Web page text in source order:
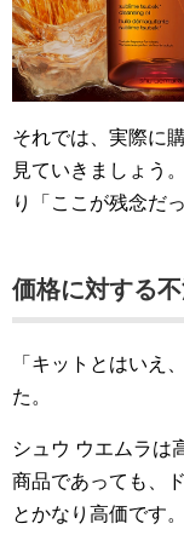
それでは、実際に
見ていきましょう
り「ここが残念だ
価格に対する
「キットとはいえ
た。
シュウ ウエムラは
商品であっても、
とかなり高価です